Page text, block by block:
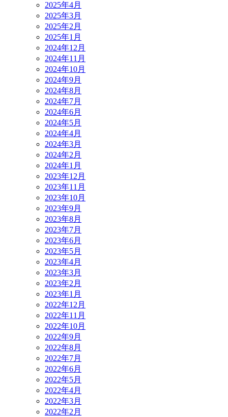
2025年4月
2025年3月
2025年2月
2025年1月
2024年12月
2024年11月
2024年10月
2024年9月
2024年8月
2024年7月
2024年6月
2024年5月
2024年4月
2024年3月
2024年2月
2024年1月
2023年12月
2023年11月
2023年10月
2023年9月
2023年8月
2023年7月
2023年6月
2023年5月
2023年4月
2023年3月
2023年2月
2023年1月
2022年12月
2022年11月
2022年10月
2022年9月
2022年8月
2022年7月
2022年6月
2022年5月
2022年4月
2022年3月
2022年2月